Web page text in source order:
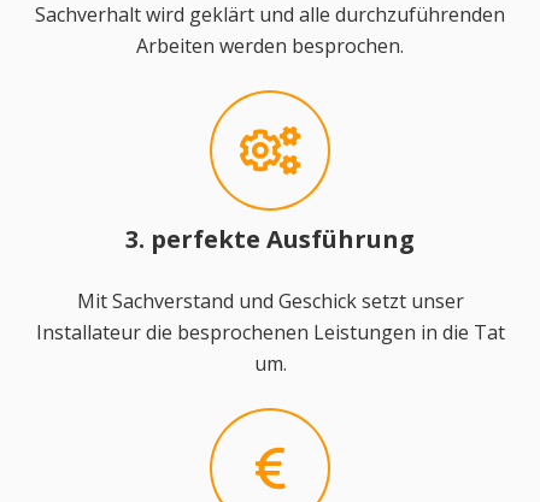
Sachverhalt wird geklärt und alle durchzuführenden
Arbeiten werden besprochen.
3. perfekte Ausführung
Mit Sachverstand und Geschick setzt unser
Installateur die besprochenen Leistungen in die Tat
um.